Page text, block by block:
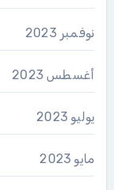
نوفمبر 2023
أغسطس 2023
يوليو 2023
مايو 2023